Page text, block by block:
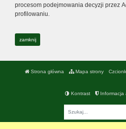
procesom podejmowania decyzji przez
profilowaniu.
zamknij
Strona główna Mapa strony
Kontrast Informacja